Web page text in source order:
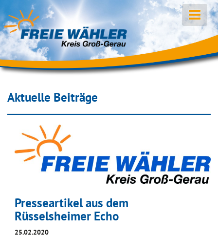
Aktuelle Beiträge
Presseartikel aus dem
Rüsselsheimer Echo
25.02.2020